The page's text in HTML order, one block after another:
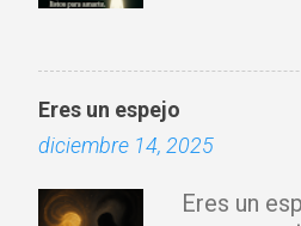
Eres un espejo
diciembre 14, 2025
Eres un